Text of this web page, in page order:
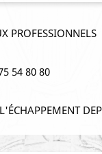
PROFESSIONNELS
54 80 80